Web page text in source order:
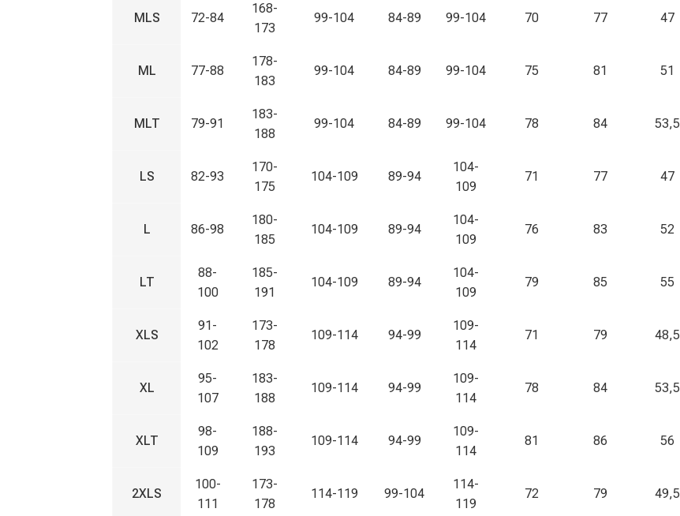
MLS 72-84
168-
173
99-104 84-89 99-104 70 77 47
ML 77-88
178-
183
99-104 84-89 99-104 75 81 51
MLT 79-91
183-
188
99-104 84-89 99-104 78 84 53,5
LS 82-93
170-
175
104-109 89-94
104-
109
71 77 47
L 86-98
180-
185
104-109 89-94
104-
109
76 83 52
LT
88-
100
185-
191
104-109 89-94
104-
109
79 85 55
XLS
91-
102
173-
178
109-114 94-99
109-
114
71 79 48,5
XL
95-
107
183-
188
109-114 94-99
109-
114
78 84 53,5
XLT
98-
109
188-
193
109-114 94-99
109-
114
81 86 56
2XLS
100-
111
173-
178
114-119 99-104
114-
119
72 79 49,5